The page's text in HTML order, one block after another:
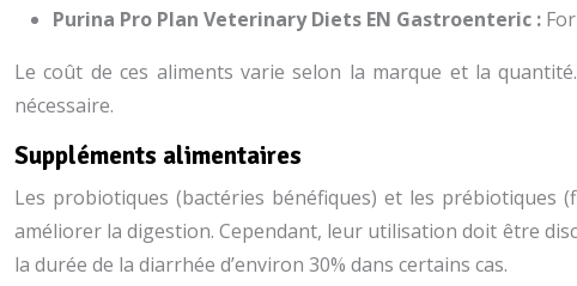
Purina Pro Plan Veterinary Diets EN Gastroenteric :
Le coût de ces aliments varie selon la marque et la
nécessaire.
Suppléments alimentaires
Les probiotiques (bactéries bénéfiques) et les
améliorer la digestion. Cependant, leur utilisation doit être
la durée de la diarrhée d’environ 30% dans certains cas.